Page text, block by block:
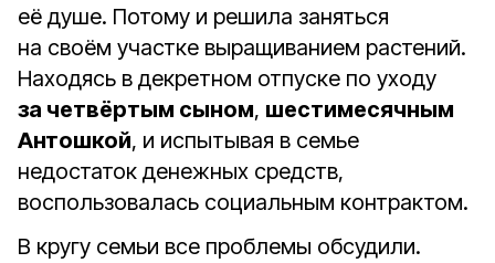
её душе. Потому и решила заняться
на своём участке выращиванием растений.
Находясь в декретном отпуске по уходу
за четвёртым сыном, шестимесячным
Антошкой, и испытывая в семье
недостаток денежных средств,
воспользовалась социальным контрактом.
В кругу семьи все проблемы обсудили.